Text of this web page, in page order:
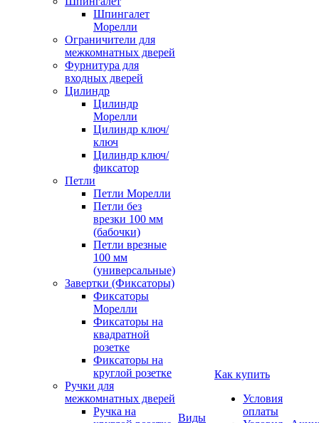
Шпингалет
Морелли
Ограничители для
межкомнатных дверей
Фурнитура для
входных дверей
Цилиндр
Цилиндр
Морелли
Цилиндр ключ/
ключ
Цилиндр ключ/
фиксатор
Петли
Петли Морелли
Петли без
врезки 100 мм
(бабочки)
Петли врезные
100 мм
(универсальные)
Завертки (Фиксаторы)
Фиксаторы
Морелли
Фиксаторы на
квадратной
розетке
Фиксаторы на
круглой розетке
Ручки для
межкомнатных дверей
Ручка на
Виды
Как купить
Условия
оплаты